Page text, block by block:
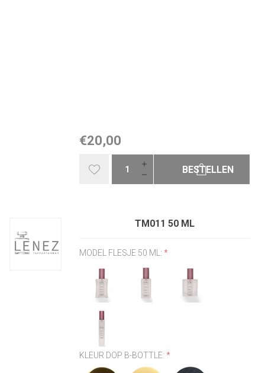
€20,00
BESTELLEN
TM011 50 ML
MODEL FLESJE 50 ML:*
KLEUR DOP B-BOTTLE:*